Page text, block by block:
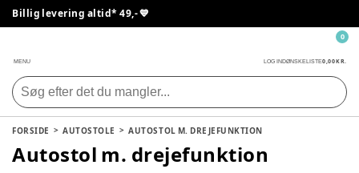
Billig levering altid* 49,- 💙
MENU LOG INDØNSKELISTE0,00 KR.
0
FORSIDE AUTOSTOLE AUTOSTOL M. DREJEFUNKTION
Autostol m. drejefunktion